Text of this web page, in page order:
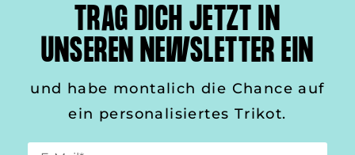
TRAG DICH JETZT IN
UNSEREN NEWSLETTER EIN
und habe montalich die Chance auf
ein personalisiertes Trikot.